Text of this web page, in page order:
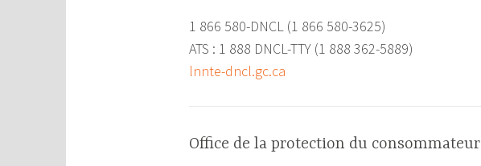
1 866 580-DNCL (1 866 580-3625)
ATS : 1 888 DNCL-TTY (1 888 362-5889)
lnnte-dncl.gc.ca
Office de la protection du consommateur